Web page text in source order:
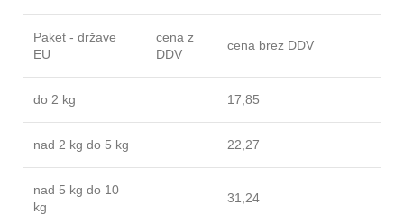
Paket - države
EU
cena z
DDV
cena brez DDV
do 2 kg 17,85
nad 2 kg do 5 kg 22,27
nad 5 kg do 10
kg
31,24